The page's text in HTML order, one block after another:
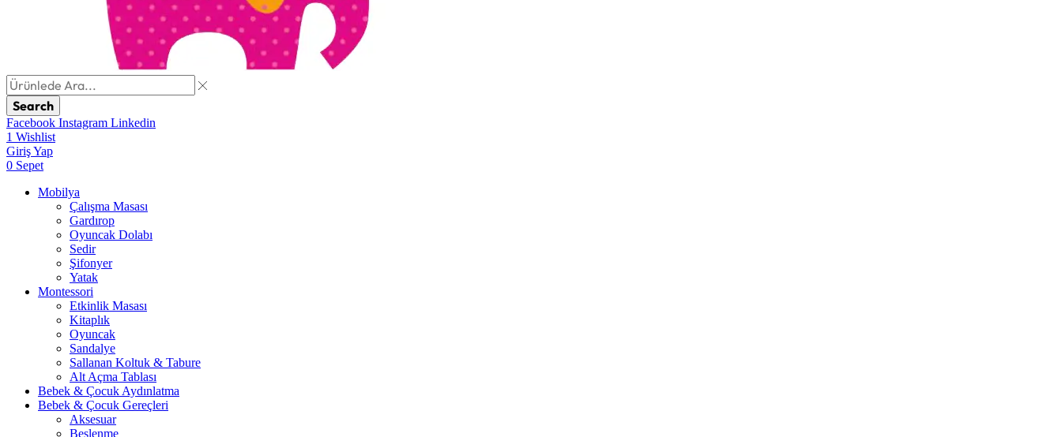
Search
Facebook Instagram Linkedin
1 Wishlist
Giriş Yap
0 Sepet
Mobilya
Çalışma Masası
Gardırop
⁠Oyuncak Dolabı
Sedir
Şifonyer
Yatak
Montessori
Etkinlik Masası
Kitaplık
Oyuncak
Sandalye
Sallanan Koltuk & Tabure
Alt Açma Tablası
Bebek & Çocuk Aydınlatma
Bebek & Çocuk Gereçleri
Aksesuar
Beslenme